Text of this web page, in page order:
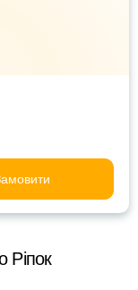
Ріпок